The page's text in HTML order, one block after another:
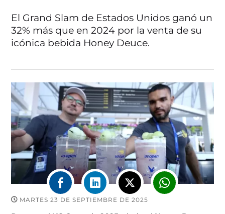
El Grand Slam de Estados Unidos ganó un
32% más que en 2024 por la venta de su
icónica bebida Honey Deuce.
MARTES 23 DE SEPTIEMBRE DE 2025